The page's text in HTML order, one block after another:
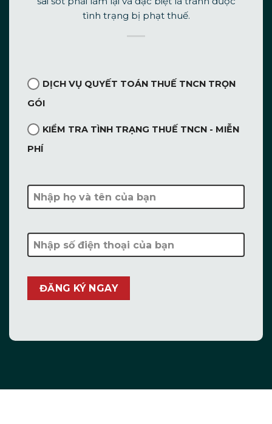
tình trạng bị phạt thuế.
DỊCH VỤ QUYẾT TOÁN THUẾ TNCN TRỌN
GÓI
KIỂM TRA TÌNH TRẠNG THUẾ TNCN - MIỄN
PHÍ